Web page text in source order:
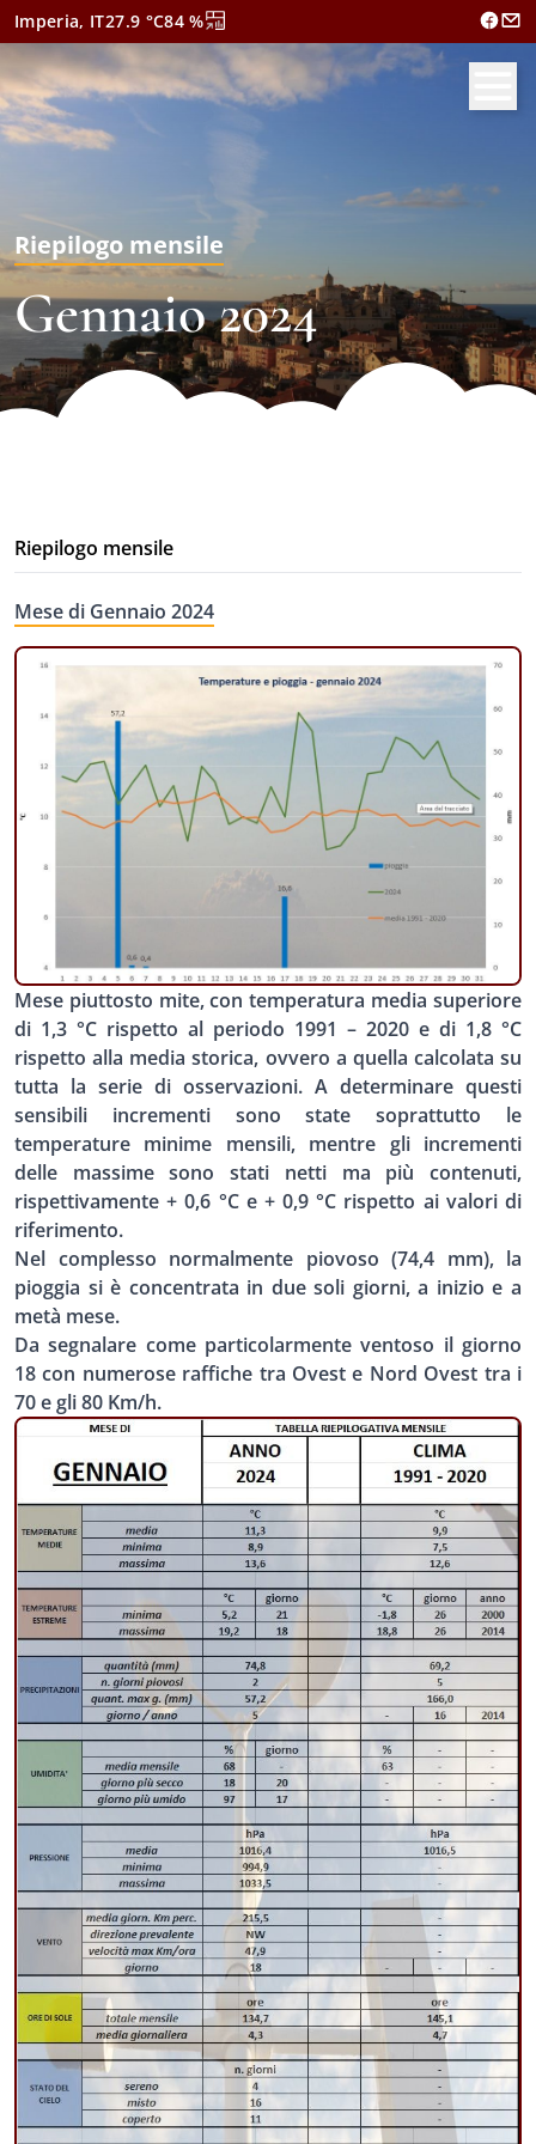
Imperia, IT27.9 °C84 %
Riepilogo mensile
Gennaio 2024
Riepilogo mensile
Mese di Gennaio 2024
Mese piuttosto mite, con temperatura media superiore
di 1,3 °C rispetto al periodo 1991 – 2020 e di 1,8 °C
rispetto alla media storica, ovvero a quella calcolata su
tutta la serie di osservazioni. A determinare questi
sensibili incrementi sono state soprattutto le
temperature minime mensili, mentre gli incrementi
delle massime sono stati netti ma più contenuti,
rispettivamente + 0,6 °C e + 0,9 °C rispetto ai valori di
riferimento.
Nel complesso normalmente piovoso (74,4 mm),la
pioggia si è concentrata in due soli giorni, a inizio e a
metà mese.
Da segnalare come particolarmente ventoso il giorno
18 con numerose raffiche tra Ovest e Nord Ovest tra i
70 e gli 80 Km/h.